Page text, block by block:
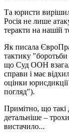
Та юристи
Росія не лише
теракти на нашій
Як писала
тактику
що Суд ООН
справи і має
оцінки юрисдикції
погляд").
Примітно, що такі
детальніше –
вистачило...